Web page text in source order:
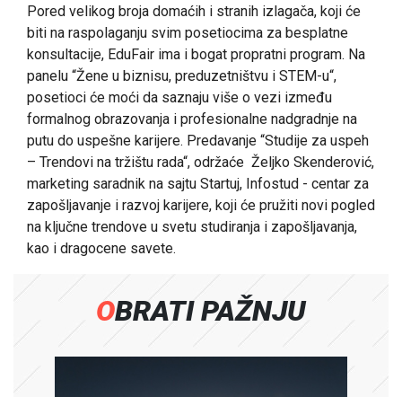
Pored velikog broja domaćih i stranih izlagača, koji će
biti na raspolaganju svim posetiocima za besplatne
konsultacije, EduFair ima i bogat propratni program. Na
panelu “Žene u biznisu, preduzetništvu i STEM-u“,
posetioci će moći da saznaju više o vezi između
formalnog obrazovanja i profesionalne nadgradnje na
putu do uspešne karijere. Predavanje “Studije za uspeh
– Trendovi na tržištu rada“, održaće Željko Skenderović,
marketing saradnik na sajtu Startuj, Infostud - centar za
zapošljavanje i razvoj karijere, koji će pružiti novi pogled
na ključne trendove u svetu studiranja i zapošljavanja,
kao i dragocene savete.
OBRATI PAŽNJU